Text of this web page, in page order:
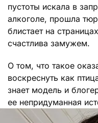
пустоты искала в
алкоголе, прошла
блистает на
счастлива замужем.
О том, что такое
воскреснуть как
знает модель и
ее непридуманная